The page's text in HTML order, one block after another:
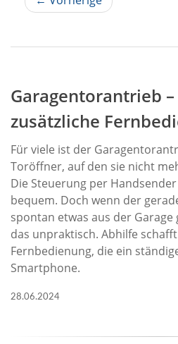
Garagentorantrieb
zusätzliche
Für viele ist der
Toröffner, auf den sie nicht
Die Steuerung per
bequem. Doch wenn der
spontan etwas aus der
das unpraktisch. Abhilfe
Fernbedienung, die ein
Smartphone.
28.06.2024